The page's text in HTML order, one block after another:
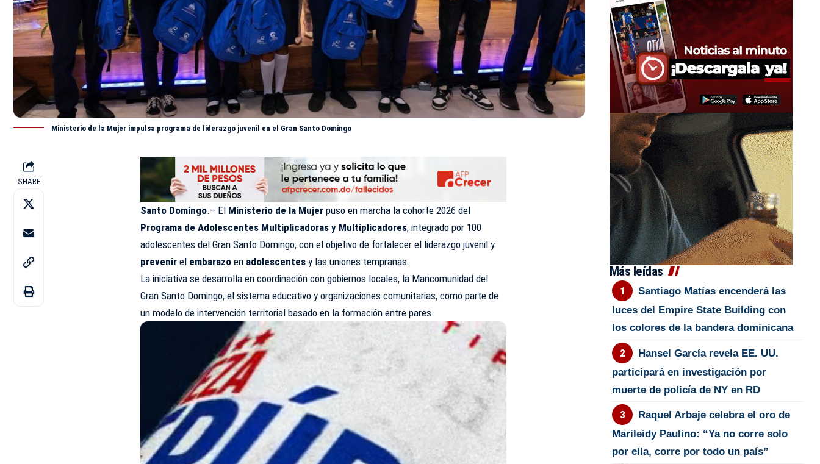
Ministerio de la Mujer impulsa programa de liderazgo juvenil en el Gran Santo Domingo
SHARE
Santo Domingo.– El Ministerio de la Mujer puso en marcha la cohorte 2026 del
Programa de Adolescentes Multiplicadoras y Multiplicadores, integrado por 100
adolescentes del Gran Santo Domingo, con el objetivo de fortalecer el liderazgo juvenil y
prevenirel embarazoen adolescentesy las uniones tempranas.
La iniciativa se desarrolla en coordinación con gobiernos locales, la Mancomunidad del
Gran Santo Domingo, el sistema educativo y organizaciones comunitarias, como parte de
un modelo de intervención territorial basado en la formación entre pares.
Más leídas
Santiago Matías encenderá las
luces del Empire State Building con
los colores de la bandera dominicana
Hansel García revela EE. UU.
participará en investigación por
muerte de policía de NY en RD
Raquel Arbaje celebra el oro de
Marileidy Paulino: “Ya no corre solo
por ella, corre por todo un país”